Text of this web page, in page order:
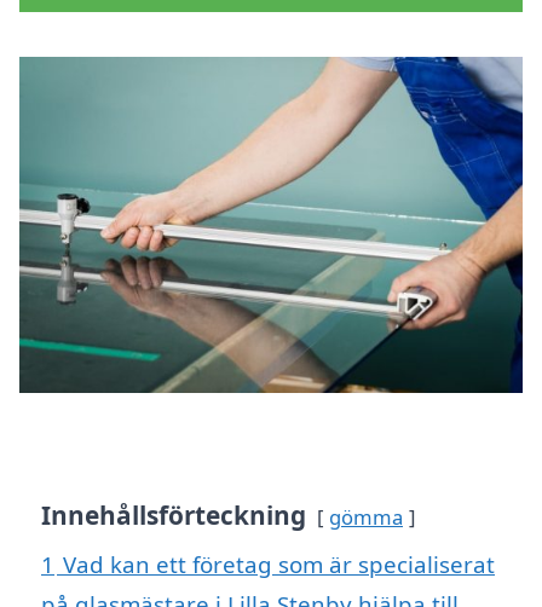
Innehållsförteckning gömma
1 Vad kan ett företag som är specialiserat